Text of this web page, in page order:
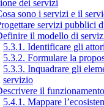
dei servizi
sono i servizi e il
servizi pubblici
il modello di
5.3.1. Identificare gli
5.3.2. Formulare la
5.3.3. Inquadrare gli
servizio
il
5.4.1. Mappare